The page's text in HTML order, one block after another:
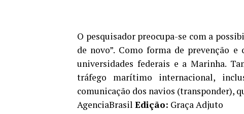
O pesquisador preocupa-se com a
de novo”. Como forma de prevenção
universidades federais e a Marinha.
tráfego marítimo internacional,
comunicação dos navios (transponder),
AgenciaBrasil Edição: Graça Adjuto